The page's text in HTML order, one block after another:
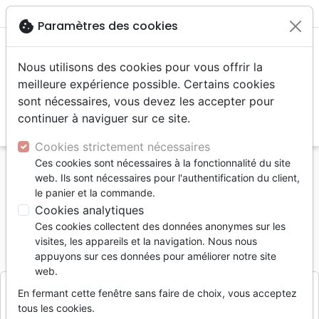
menu
Accueil Bibles
Bibles autres langues
Bible russe noir petit format
Bible russe noir petit format
Référence TBS5151 EAN9781862282797
EditeurTrinitarian Bible Society
cookie Paramètres des cookies
Nous utilisons des cookies pour vous offrir la
meilleure expérience possible. Certains cookies
sont nécessaires, vous devez les accepter pour
continuer à naviguer sur ce site.
Cookies strictement nécessaires
Ces cookies sont nécessaires à la fonctionnalité du site
web. Ils sont nécessaires pour l'authentification du client,
le panier et la commande.
Cookies analytiques
Ces cookies collectent des données anonymes sur les
visites, les appareils et la navigation. Nous nous
appuyons sur ces données pour améliorer notre site
web.
En fermant cette fenêtre sans faire de choix, vous acceptez
tous les cookies.